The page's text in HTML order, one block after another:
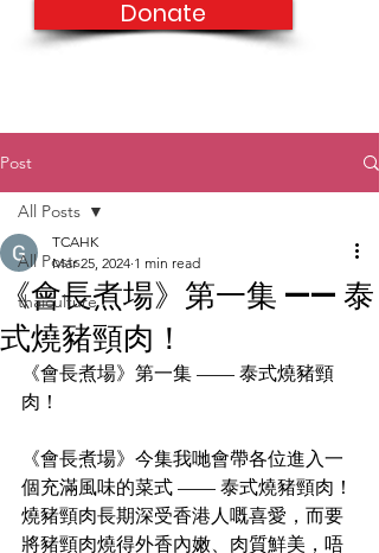
Donate
Post
All Posts
thaiculture
All Posts
《會長煮場》第一集 —— 泰
式燒豬頸肉！
TCAHK
Mar 25, 2024 1 min read
《會長煮場》第一集 —— 泰式燒豬頸
肉！
《會長煮場》今集我哋會帶各位進入一
個充滿風味的菜式 —— 泰式燒豬頸肉！
燒豬頸肉長期深受香港人嘅喜愛，而要
將豬頸肉燒得外香內嫩、肉質鮮美，唔